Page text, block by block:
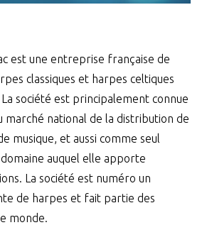
est une entreprise française de
classiques et harpes celtiques
société est principalement connue
marché national de la distribution de
musique, et aussi comme seul
auquel elle apporte
La société est numéro un
de harpes et fait partie des
monde.